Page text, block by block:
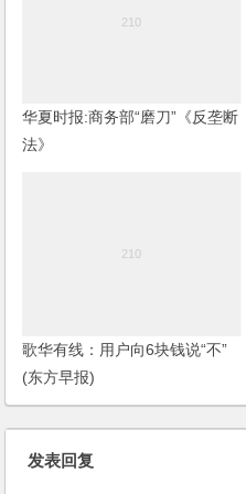
华夏时报:商务部“磨刀”《反垄断
法》
歌华有线：用户向6块钱说“不”
(东方早报)
发表回复